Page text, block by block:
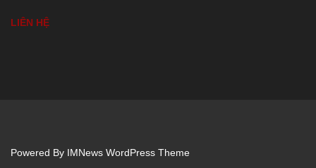
LIÊN HỆ
Powered By IMNews WordPress Theme